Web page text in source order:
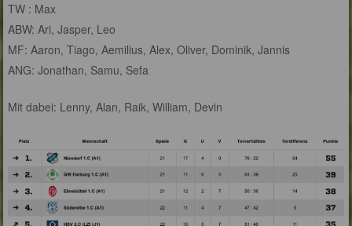
TW : Max
ABW: Ari, Jasper, Leo
MF: Aaron, Tiago, Aemilius, Alex, Oliver, Dominik, Jannis
ANG: Jonathan, Samu, Sefa
Mit dabei: Lenny, Alan, Raik, William, Devin